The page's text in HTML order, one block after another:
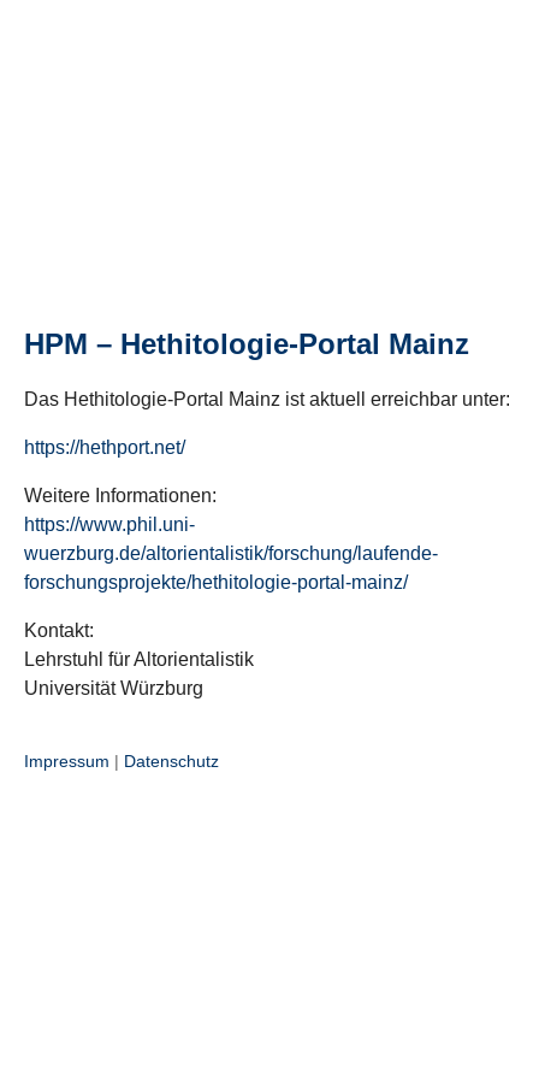
HPM – Hethitologie-Portal Mainz
Das Hethitologie-Portal Mainz ist aktuell erreichbar unter:
https://hethport.net/
Weitere Informationen:
https://www.phil.uni-
wuerzburg.de/altorientalistik/forschung/laufende-
forschungsprojekte/hethitologie-portal-mainz/
Kontakt:
Lehrstuhl für Altorientalistik
Universität Würzburg
Impressum | Datenschutz